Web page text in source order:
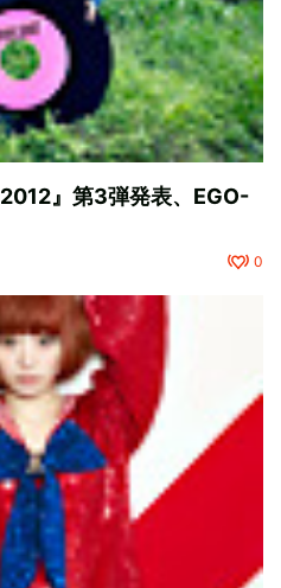
2012』第3弾発表、EGO-
0